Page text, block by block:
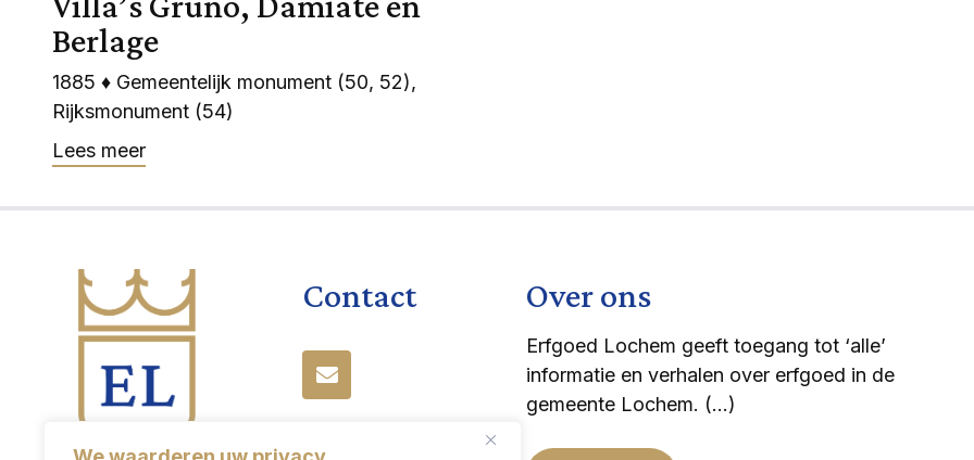
Berlage
1885 ♦ Gemeentelijk monument (50, 52),
Rijksmonument (54)
Lees meer
Contact Over ons
Erfgoed Lochem geeft toegang tot ‘alle’
informatie en verhalen over erfgoed in de
gemeente Lochem. (…)